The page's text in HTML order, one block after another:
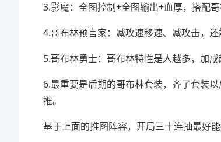
3.影魔：全图控制+全图输出+血厚，搭
4.哥布林预言家：减攻速移速、减攻击
5.哥布林勇士：哥布林特性是人越多，
6.最重要是后期的哥布林套装，齐了套装
推。
基于上面的推图阵容，开局三十连抽最